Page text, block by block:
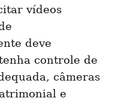
vídeos
deve
controle de
câmeras
e